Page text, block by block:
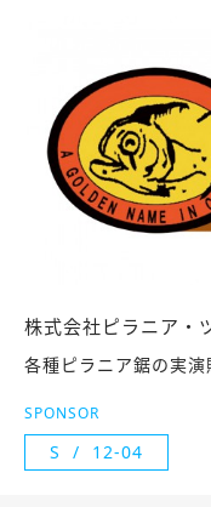
株式会社ピラニア・
各種ピラニア鋸の実演
SPONSOR
S 12-04